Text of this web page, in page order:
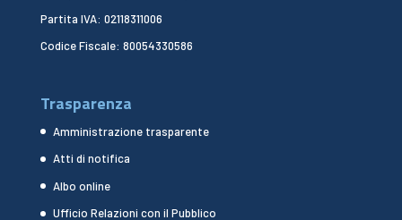
Partita IVA: 02118311006
Codice Fiscale: 80054330586
Trasparenza
Amministrazione trasparente
Atti di notifica
Albo online
Ufficio Relazioni con il Pubblico